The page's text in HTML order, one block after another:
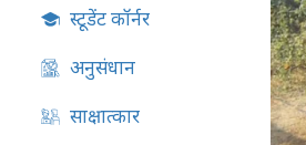
स्टूडेंट कॉर्नर
अनुसंधान
साक्षात्कार